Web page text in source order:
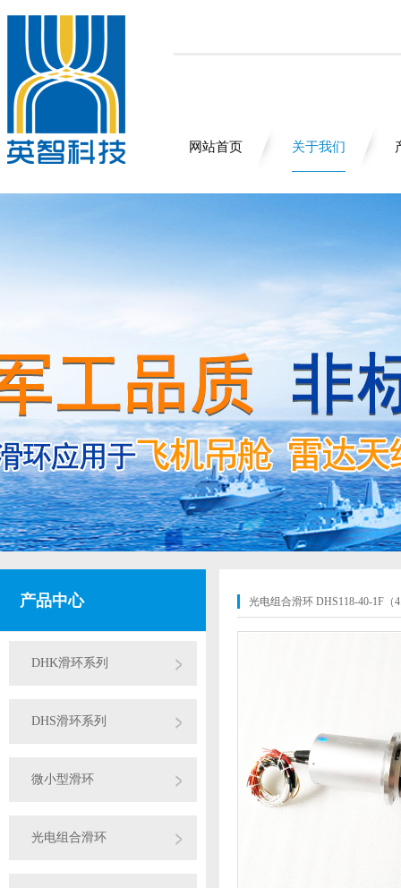
网站首页 关于我们
产品中心
DHK滑环系列
DHS滑环系列
微小型滑环
光电组合滑环
光电组合滑环 DHS118-40-1F（